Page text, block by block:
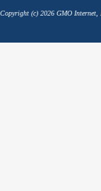
Copyright (c) 2026 GMO Internet,